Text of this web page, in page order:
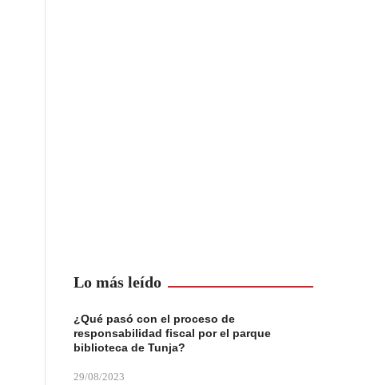
Lo más leído
¿Qué pasó con el proceso de
responsabilidad fiscal por el parque
biblioteca de Tunja?
29/08/2023